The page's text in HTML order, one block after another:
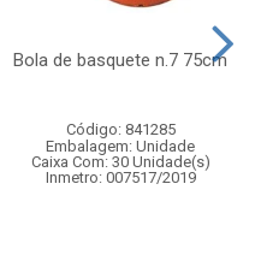
Bola de basquete n.7 75cm
Código: 841285
Embalagem: Unidade
Caixa Com: 30 Unidade(s)
Inmetro: 007517/2019